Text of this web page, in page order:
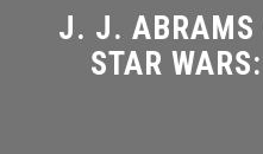
J. J. ABRAMS
STAR